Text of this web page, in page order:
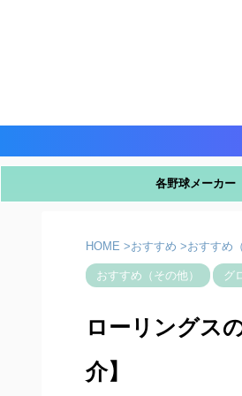
各野球メーカー
HOME >おすすめ >おすすめ
おすすめ（その他） グ
ローリングス
介】